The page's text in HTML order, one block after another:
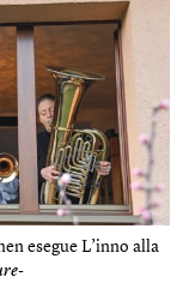
esegue L’inno alla